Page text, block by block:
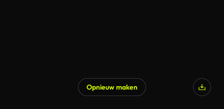
Opnieuw maken